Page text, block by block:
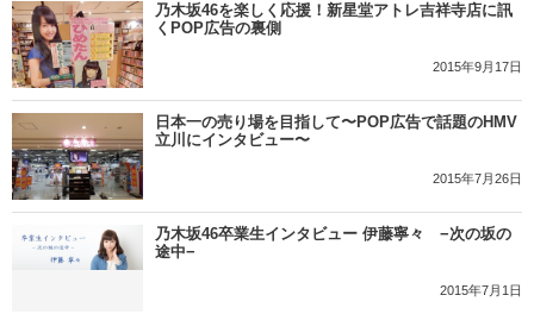
乃木坂46を楽しく応援！新星堂アトレ吉祥寺店に訊
くPOP広告の裏側
2015年9月17日
日本一の売り場を目指して〜POP広告で話題のHMV
立川にインタビュー〜
2015年7月26日
乃木坂46卒業生インタビュー 伊藤寧々 −次の坂の
途中−
2015年7月1日